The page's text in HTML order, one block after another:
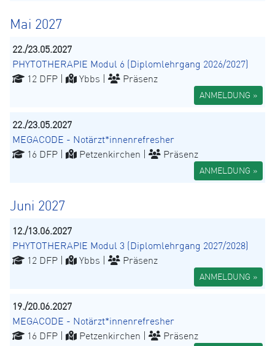
Mai 2027
22./23.05.2027
PHYTOTHERAPIE Modul 6 (Diplomlehrgang 2026/2027)
12 DFP |
Ybbs | Präsenz
ANMELDUNG »
22./23.05.2027
MEGACODE - Notärzt*innenrefresher
16 DFP |
Petzenkirchen | Präsenz
ANMELDUNG »
Juni 2027
12./13.06.2027
PHYTOTHERAPIE Modul 3 (Diplomlehrgang 2027/2028)
12 DFP |
Ybbs | Präsenz
ANMELDUNG »
19./20.06.2027
MEGACODE - Notärzt*innenrefresher
16 DFP |
Petzenkirchen | Präsenz